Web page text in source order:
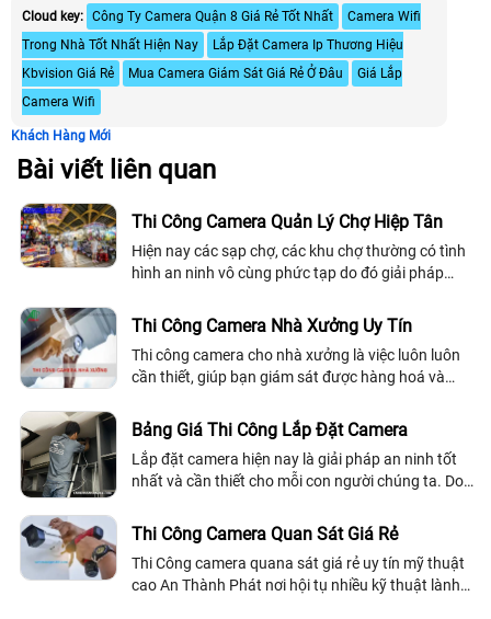
Cloud key: Công Ty Camera Quận 8 Giá Rẻ Tốt Nhất
Camera Wifi
Trong Nhà Tốt Nhất Hiện Nay
Lắp Đặt Camera Ip Thương Hiệu
Kbvision Giá Rẻ
Mua Camera Giám Sát Giá Rẻ Ở Đâu
Giá Lắp
Camera Wifi
Khách Hàng Mới
Bài viết liên quan
Thi Công Camera Quản Lý Chợ Hiệp Tân
Hiện nay các sạp chợ, các khu chợ thường có tình
hình an ninh vô cùng phức tạp do đó giải pháp
như các sạp trong chợ để đảm bảo an...
Thi Công Camera Nhà Xưởng Uy Tín
Thi công camera cho nhà xưởng là việc luôn luôn
cần thiết, giúp bạn giám sát được hàng hoá và
camera cho nhà xưởng chính hãng,...
Bảng Giá Thi Công Lắp Đặt Camera
Lắp đặt camera hiện nay là giải pháp an ninh tốt
nhất và cần thiết cho mỗi con người chúng ta. Do
xảy ra các vụ trộm cắp tài sản
Thi Công Camera Quan Sát Giá Rẻ
Thi Công camera quana sát giá rẻ uy tín mỹ thuật
cao An Thành Phát nơi hội tụ nhiều kỹ thuật lành